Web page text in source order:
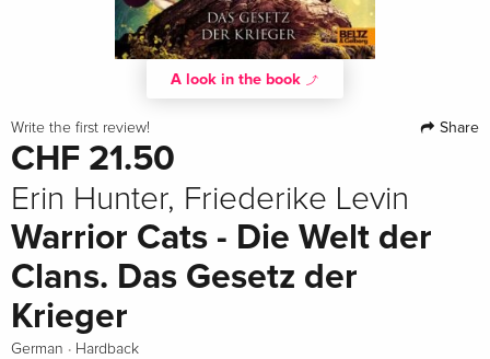
A look in the book
Write the first review! Share
CHF 21.50
Erin Hunter, Friederike Levin
Warrior Cats - Die Welt der
Clans. Das Gesetz der
Krieger
German · Hardback